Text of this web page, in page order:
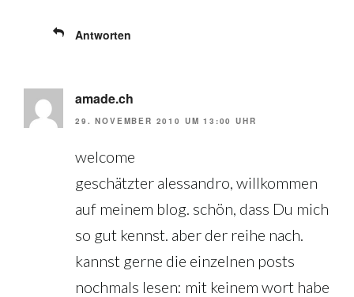
Antworten
amade.ch
29. NOVEMBER 2010 UM 13:00 UHR
welcome
geschätzter alessandro, willkommen
auf meinem blog. schön, dass Du mich
so gut kennst. aber der reihe nach.
kannst gerne die einzelnen posts
nochmals lesen: mit keinem wort habe